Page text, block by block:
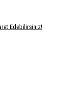
Edebilirsiniz!